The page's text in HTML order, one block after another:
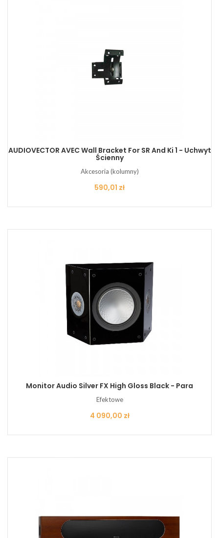
AUDIOVECTOR AVEC Wall Bracket For SR And Ki 1 - Uchwyt
Ścienny
Akcesoria (kolumny)
Cena
590,01 zł
Monitor Audio Silver FX High Gloss Black - Para
Efektowe
Cena
4 090,00 zł